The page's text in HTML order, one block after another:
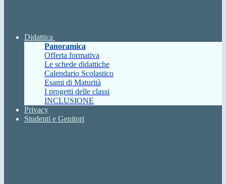
Didattica
Panoramica
Offerta formativa
Le schede didattiche
Calendario Scolastico
Esami di Maturità
I progetti delle classi
INCLUSIONE
Privacy
Studenti e Genitori